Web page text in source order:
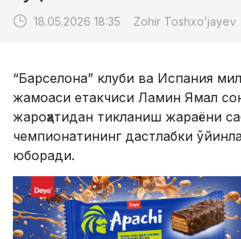
18.05.2026 18:35 Zohir Toshxo’jayev
“Барселона” клуби ва Испания
жамоаси етакчиси Ламин Ямал
жароҳатидан тикланиш жараёни
чемпионатининг дастлабки
юборади.